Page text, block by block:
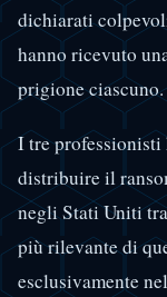
dichiarati
hanno ricevuto
prigione ciascuno.
I tre professionisti
distribuire il
negli Stati Uniti
più rilevante di
esclusivamente